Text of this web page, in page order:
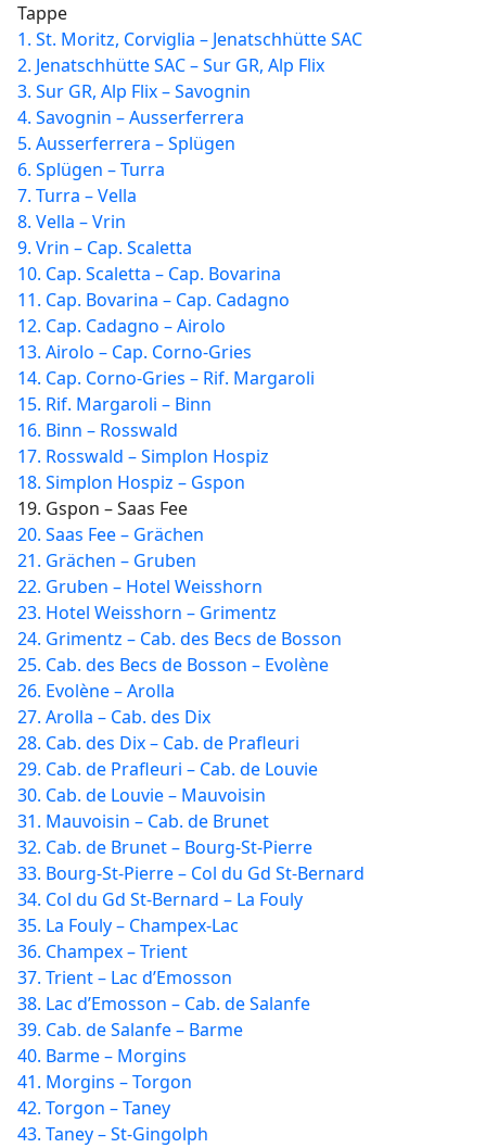
Tappe
1. St. Moritz, Corviglia – Jenatschhütte SAC
2. Jenatschhütte SAC – Sur GR, Alp Flix
3. Sur GR, Alp Flix – Savognin
4. Savognin – Ausserferrera
5. Ausserferrera – Splügen
6. Splügen – Turra
7. Turra – Vella
8. Vella – Vrin
9. Vrin – Cap. Scaletta
10. Cap. Scaletta – Cap. Bovarina
11. Cap. Bovarina – Cap. Cadagno
12. Cap. Cadagno – Airolo
13. Airolo – Cap. Corno-Gries
14. Cap. Corno-Gries – Rif. Margaroli
15. Rif. Margaroli – Binn
16. Binn – Rosswald
17. Rosswald – Simplon Hospiz
18. Simplon Hospiz – Gspon
19. Gspon – Saas Fee
20. Saas Fee – Grächen
21. Grächen – Gruben
22. Gruben – Hotel Weisshorn
23. Hotel Weisshorn – Grimentz
24. Grimentz – Cab. des Becs de Bosson
25. Cab. des Becs de Bosson – Evolène
26. Evolène – Arolla
27. Arolla – Cab. des Dix
28. Cab. des Dix – Cab. de Prafleuri
29. Cab. de Prafleuri – Cab. de Louvie
30. Cab. de Louvie – Mauvoisin
31. Mauvoisin – Cab. de Brunet
32. Cab. de Brunet – Bourg-St-Pierre
33. Bourg-St-Pierre – Col du Gd St-Bernard
34. Col du Gd St-Bernard – La Fouly
35. La Fouly – Champex-Lac
36. Champex – Trient
37. Trient – Lac d’Emosson
38. Lac d’Emosson – Cab. de Salanfe
39. Cab. de Salanfe – Barme
40. Barme – Morgins
41. Morgins – Torgon
42. Torgon – Taney
43. Taney – St-Gingolph